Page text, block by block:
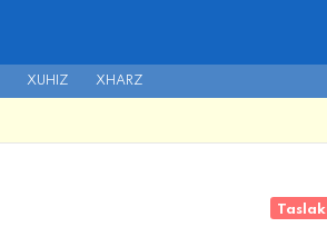
XUHIZ XHARZ
Taslak